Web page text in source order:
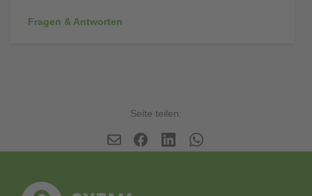
Fragen & Antworten
Seite teilen: